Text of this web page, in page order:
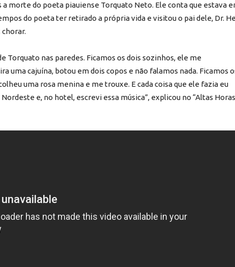
a morte do poeta piauiense Torquato Neto. Ele conta que estava
do poeta ter retirado a própria vida e visitou o pai dele, Dr.
Torquato nas paredes. Ficamos os dois sozinhos, ele me
uma cajuína, botou em dois copos e não falamos nada. Ficamos
uma rosa menina e me trouxe. E cada coisa que ele fazia eu
e, no hotel, escrevi essa música”, explicou no “Altas